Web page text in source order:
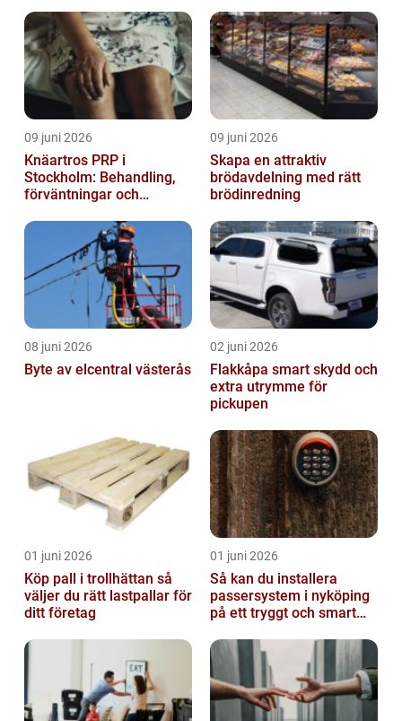
09 juni 2026
Knäartros PRP i
Stockholm: Behandling,
förväntningar och
09 juni 2026
Skapa en attraktiv
brödavdelning med rätt
brödinredning
08 juni 2026
Byte av elcentral västerås
02 juni 2026
Flakkåpa smart skydd och
extra utrymme för
pickupen
01 juni 2026
Köp pall i trollhättan så
väljer du rätt lastpallar för
ditt företag
01 juni 2026
Så kan du installera
passersystem i nyköping
på ett tryggt och smart